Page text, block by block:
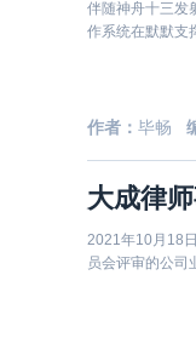
伴随神舟十三发
作系统在默默支
作者： 毕畅
大成律
2021年10月18
员会评审的公司